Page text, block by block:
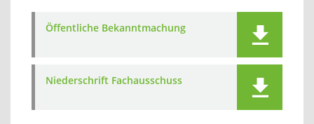
Öffentliche Bekanntmachung
Niederschrift Fachausschuss